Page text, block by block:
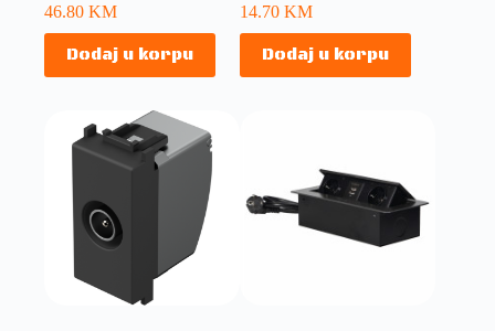
46.80 KM
Dodaj u korpu
14.70KM
Dodaj u korpu